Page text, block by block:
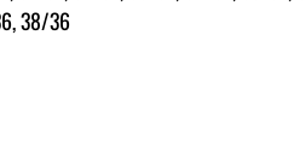
38/36